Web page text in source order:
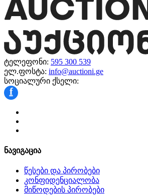
ტელეფონი: 595 300 539
ელ.ფოსტა: info@auctioni.ge
სოციალური ქსელი:
f
ნავიგაცია
წესები და პირობები
კონფიდენციალობა
მიწოდების პირობები